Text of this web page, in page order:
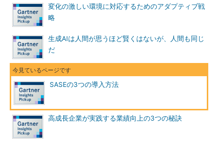
変化の激しい環境に対応するためのアダプティブ戦
略
生成AIは人間が思うほど賢くはないが、人間も同じ
だ
SASEの3つの導入方法
高成長企業が実践する業績向上の3つの秘訣